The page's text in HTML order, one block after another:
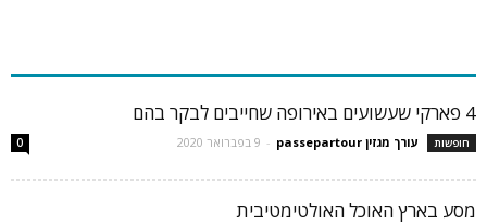
4 פארקי שעשועים באירופה שחייבים לבקר בהם
חופשות עורך מגזין passepartour - 9 בפברואר 2020 0
מסע בארץ האוכל האולטימטיבית